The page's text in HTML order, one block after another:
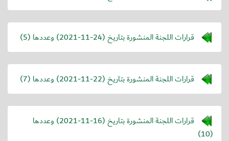
قرارات اللجنة المنشورة بتاريخ (2021-11-24) وعددها (5)
قرارات اللجنة المنشورة بتاريخ (2021-11-22) وعددها (7)
قرارات اللجنة المنشورة بتاريخ (2021-11-16) وعددها
(10)